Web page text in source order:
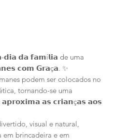
𝗱𝗶𝗮 𝗱𝗮 𝗳𝗮𝗺í𝗹𝗶𝗮 de uma
𝗰𝗼𝗺 𝗚𝗿𝗮ç𝗮. ✨
podem ser colocados no
tornando-se uma
𝗮𝘀 𝗰𝗿𝗶𝗮𝗻ç𝗮𝘀 𝗮𝗼𝘀
visual e natural,
brincadeira e em